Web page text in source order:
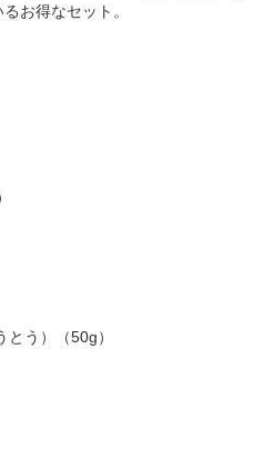
お得なセット。
う）（50g）